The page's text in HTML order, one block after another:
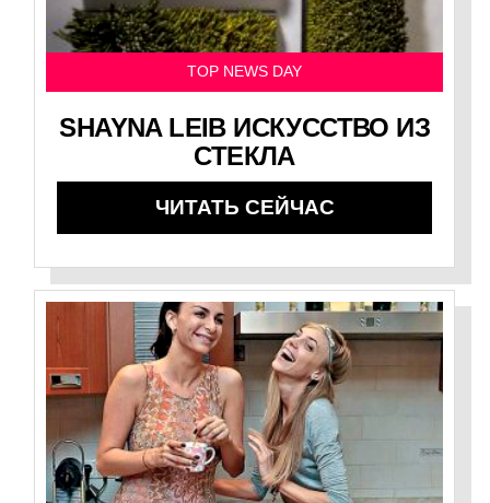
TOP NEWS DAY
SHAYNA LEIB ИСКУССТВО ИЗ
СТЕКЛА
ЧИТАТЬ СЕЙЧАС